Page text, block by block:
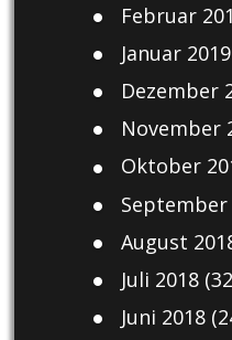
Februar
Januar 2019
Dezember
November
Oktober
September
August
Juli 2018
Juni 2018